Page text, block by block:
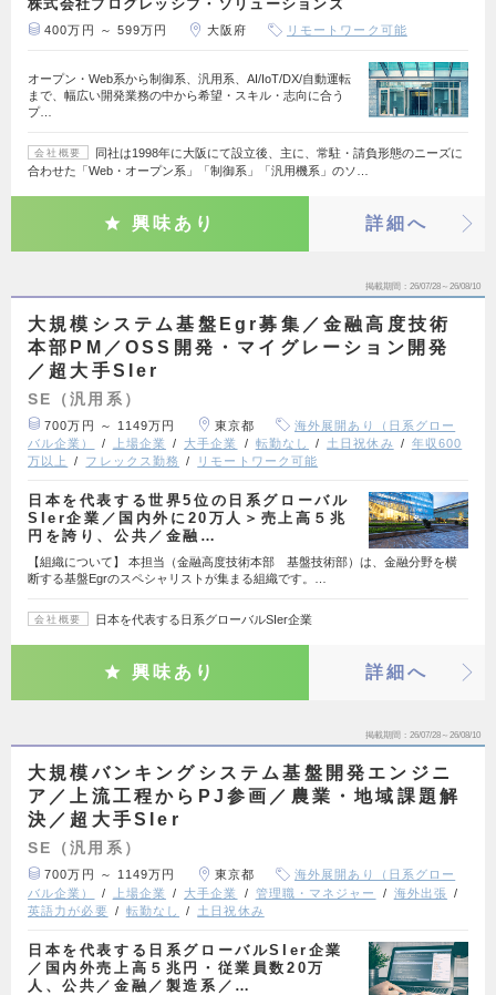
株式会社プログレッシブ・ソリューションズ
400万円 ～ 599万円 大阪府 リモートワーク可能
オープン・Web系から制御系、汎用系、AI/IoT/DX/自動運転
まで、幅広い開発業務の中から希望・スキル・志向に合う
プ…
会社概要
同社は1998年に大阪にて設立後、主に、常駐・請負形態のニーズに
合わせた「Web・オープン系」「制御系」「汎用機系」のソ…
興味あり 詳細へ
掲載期間 26/07/28～26/08/10
大規模システム基盤Egr募集／金融高度技術
本部PM／OSS開発・マイグレーション開発
／超大手SIer
SE（汎用系）
700万円 ～ 1149万円 東京都
海外展開あり（日系グロー
バル企業）
上場企業 大手企業 転勤なし 土日祝休み
年収600
万以上
フレックス勤務 リモートワーク可能
日本を代表する世界5位の日系グローバル
SIer企業／国内外に20万人＞売上高５兆
円を誇り、公共／金融…
【組織について】 本担当（金融高度技術本部 基盤技術部）は、金融分野を横
断する基盤Egrのスペシャリストが集まる組織です。…
会社概要 日本を代表する日系グローバルSIer企業
興味あり 詳細へ
掲載期間 26/07/28～26/08/10
大規模バンキングシステム基盤開発エンジニ
ア／上流工程からPJ参画／農業・地域課題解
決／超大手SIer
SE（汎用系）
700万円 ～ 1149万円 東京都
海外展開あり（日系グロー
バル企業）
上場企業 大手企業 管理職・マネジャー
海外出張
英語力が必要
転勤なし 土日祝休み
日本を代表する日系グローバルSIer企業
／国内外売上高５兆円・従業員数20万
人、公共／金融／製造系／…